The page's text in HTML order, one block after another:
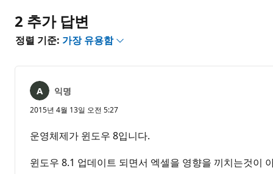
2 추가 답변
정렬 기준: 가장 유용함
익명
2015년 4월 13일 오전 5:27
운영체제가 윈도우 8입니다.
윈도우 8.1 업데이트 되면서 엑셀을 영향을 끼치는것이